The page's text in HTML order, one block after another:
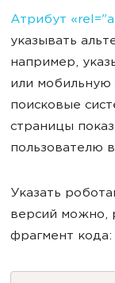
Атрибут
указывать
например,
или
поисковые
страницы
пользователю
Указать
версий можно,
фрагмент кода: